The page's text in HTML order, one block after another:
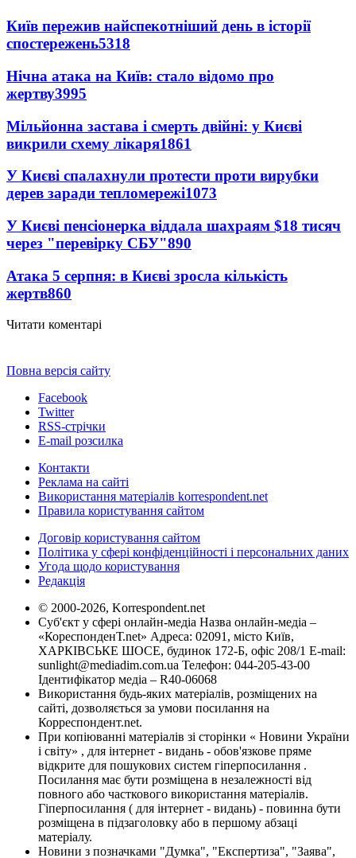
Київ пережив найспекотніший день в історії
спостережень5318
Нічна атака на Київ: стало відомо про
жертву3995
Мільйонна застава і смерть двійні: у Києві
викрили схему лікаря1861
У Києві спалахнули протести проти вирубки
дерев заради тепломережі1073
У Києві пенсіонерка віддала шахраям $18 тисяч
через "перевірку СБУ"890
Атака 5 серпня: в Києві зросла кількість
жертв860
Читати коментарі
Повна версія сайту
Facebook
Twitter
RSS-стрічки
E-mail розсилка
Контакти
Реклама на сайті
Використання матеріалів korrespondent.net
Правила користування сайтом
Договір користування сайтом
Політика у сфері конфіденційності і персональних даних
Угода щодо користування
Редакція
© 2000-2026, Korrespondent.net
Суб'єкт у сфері онлайн-медіа Назва онлайн-медіа –
«КореспонденТ.net» Адреса: 02091, місто Київ,
ХАРКІВСЬКЕ ШОСЕ, будинок 172-Б, офіс 208/1 E-mail:
sunlight@mediadim.com.ua Телефон: 044-205-43-00
Ідентифікатор медіа – R40-06068
Використання будь-яких матеріалів, розміщених на
сайті, дозволяється за умови посилання на
Корреспондент.net.
При копіюванні матеріалів зі сторінки « Новини України
і світу» , для інтернет - видань - обов'язкове пряме
відкрите для пошукових систем гіперпосилання .
Посилання має бути розміщена в незалежності від
повного або часткового використання матеріалів.
Гіперпосилання ( для інтернет - видань) - повинна бути
розміщена в підзаголовку або в першому абзаці
матеріалу.
Новини з позначками "Думка", "Експертиза", "Заява",